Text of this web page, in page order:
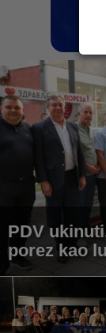
PDV
porez kao